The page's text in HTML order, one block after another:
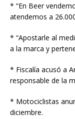
* “En Beer
atendemos a
* “Apostarle al
a la marca y
* Fiscalía acusó a
responsable de la
* Motociclistas
diciembre.